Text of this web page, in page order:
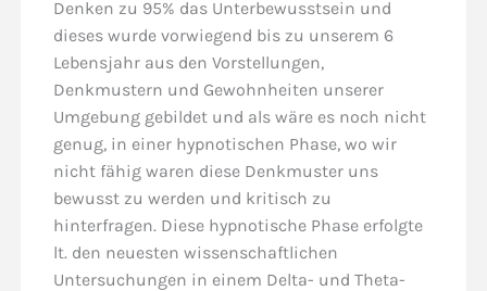
Denken zu 95% das Unterbewusstsein und
dieses wurde vorwiegend bis zu unserem 6
Lebensjahr aus den Vorstellungen,
Denkmustern und Gewohnheiten unserer
Umgebung gebildet und als wäre es noch nicht
genug, in einer hypnotischen Phase, wo wir
nicht fähig waren diese Denkmuster uns
bewusst zu werden und kritisch zu
hinterfragen. Diese hypnotische Phase erfolgte
lt. den neuesten wissenschaftlichen
Untersuchungen in einem Delta- und Theta-